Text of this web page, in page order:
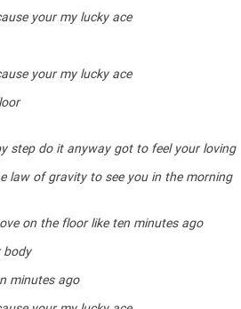
your my lucky ace
your my lucky ace
step do it anyway got to feel your loving
law of gravity to see you in the morning
on the floor like ten minutes ago
body
minutes ago